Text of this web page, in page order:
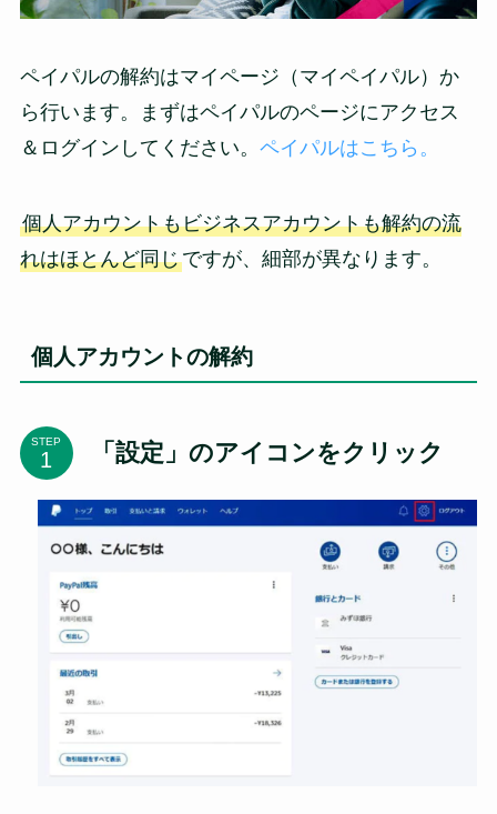
ペイパルの解約はマイページ（マイペイパル）か
ら行います。まずはペイパルのページにアクセス
＆ログインしてください。 ペイパルはこちら。
個人アカウントもビジネスアカウントも解約の流
れはほとんど同じですが、細部が異なります。
個人アカウントの解約
STEP 「設定」のアイコンをクリック